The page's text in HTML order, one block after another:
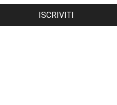
ISCRIVITI